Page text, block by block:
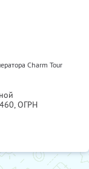
Charm Tour
, ОГРН